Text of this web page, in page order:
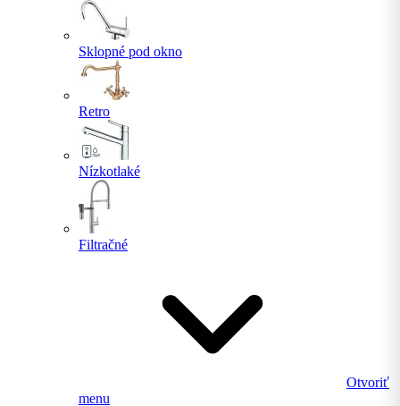
Sklopné pod okno
Retro
Nízkotlaké
Filtračné
Otvoriť
menu